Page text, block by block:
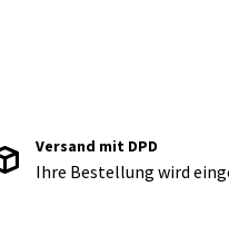
Versand mit DPD
Ihre Bestellung wird